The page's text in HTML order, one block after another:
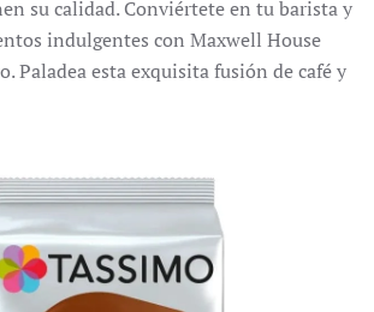
su calidad.Conviértete en tu barista y
indulgentes con Maxwell House
Paladea esta exquisita fusión de café y